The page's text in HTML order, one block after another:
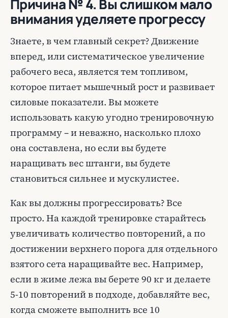
Причина № 4. Вы слишком мало
внимания уделяете прогрессу
Знаете, в чем главный секрет? Движение
вперед, или систематическое увеличение
рабочего веса, является тем топливом,
которое питает мышечный рост и развивает
силовые показатели. Вы можете
использовать какую угодно тренировочную
программу – и неважно, насколько плохо
она составлена, но если вы будете
наращивать вес штанги, вы будете
становиться сильнее и мускулистее.
Как вы должны прогрессировать? Все
просто. На каждой тренировке старайтесь
увеличивать количество повторений, а по
достижении верхнего порога для отдельного
взятого сета наращивайте вес. Например,
если в жиме лежа вы берете 90 кг и делаете
5-10 повторений в подходе, добавляйте вес,
когда сможете выполнить все 10